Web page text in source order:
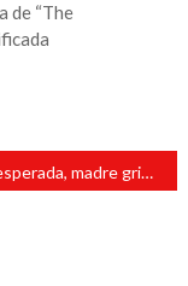
de “The
Desesperada, madre grita para “despertar” a su hijo muerto tras choque